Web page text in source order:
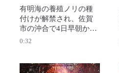
有明海の養殖ノリの種
付けが解禁され、佐賀
市の沖合で4日早朝から
多くの漁船が出て、海
面に広げました。【撮
0:32